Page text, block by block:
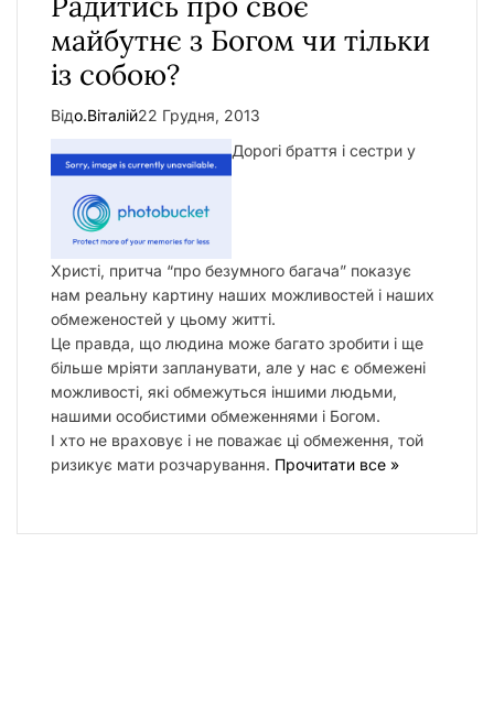
майбутнє з Богом чи тільки
із собою?
Відо.Віталій22 Грудня, 2013
Дорогі браття і сестри у
Христі, притча “про безумного багача” показує
нам реальну картину наших можливостей і наших
обмеженостей у цьому житті.
Це правда, що людина може багато зробити і ще
більше мріяти запланувати, але у нас є обмежені
можливості, які обмежуться іншими людьми,
нашими особистими обмеженнями і Богом.
І хто не враховує і не поважає ці обмеження, той
ризикує мати розчарування. Прочитати все »